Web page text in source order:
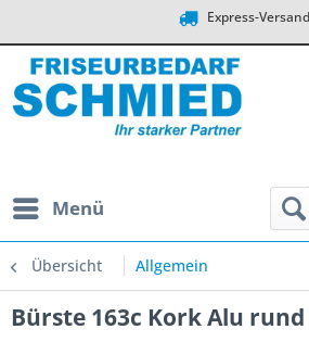
Express-Versand
Menü
Übersicht Allgemein
Bürste 163c Kork Alu